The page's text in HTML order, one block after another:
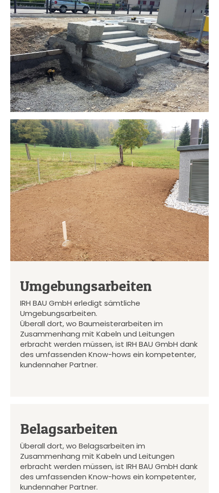
Umgebungsarbeiten
IRH BAU GmbH erledigt sämtliche
Umgebungsarbeiten.
Überall dort, wo Baumeisterarbeiten im
Zusammenhang mit Kabeln und Leitungen
erbracht werden müssen, ist IRH BAU GmbH dank
des umfassenden Know-hows ein kompetenter,
kundennaher Partner.
Belagsarbeiten
Überall dort, wo Belagsarbeiten im
Zusammenhang mit Kabeln und Leitungen
erbracht werden müssen, ist IRH BAU GmbH dank
des umfassenden Know-hows ein kompetenter,
kundennaher Partner.